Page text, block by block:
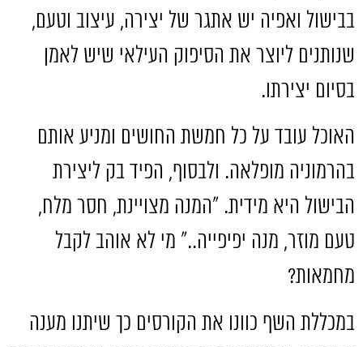
בבישול ואפיה יש אתגר של יצירה, עיצוב וטעם,
שנותנים ליוצר את הסיפוק העילאי שיש לאמן
בסיום יצירתו.
האוכל עובד על כל חמשת החושים ומניע אותם
בהרמוניה מופלאה. ולבסוף, הפיד בק ליצירת
הבישול היא מידית. ״המנה מצויינת, חסר מלח,
טעם מוזר, מנה יפיפייה..״ מי לא אוהב לקבל
מחמאות?
במכללת השף כוונו את הקורסים כך שיתנו מענה